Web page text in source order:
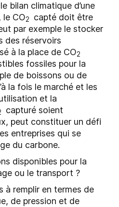
bilan climatique d’une
le CO2
capté doit être
par exemple le stocker
des réservoirs
à la place de CO2
fossiles pour la
de boissons ou de
la fois le marché et les
et la
capturé soient
peut constituer un défi
entreprises qui se
du carbone.
disponibles pour la
ou le transport ?
à remplir en termes de
de pression et de